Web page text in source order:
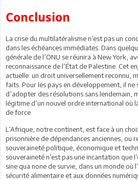
Conclusion
La crise du multilatéralisme n’est pas un
dans les échéances immédiates. Dans
générale de l’ONU se réunira à New York,
reconnaissance de l’État de Palestine. Cet
actuelle: un droit universellement reconnu,
faits. Pour les pays en développement, il ne
d’adopter des résolutions sans lendemain,
légitime d’un nouvel ordre international où
de force.
L’Afrique, notre continent, est face à un
prisonnière de dépendances anciennes, ou
souveraineté politique, économique et
souveraineté n’est pas une incantation que
sine qua none de survie, dans un monde où
sécurité alimentaire et aux données